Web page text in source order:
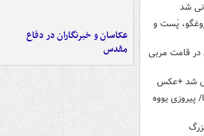
شد
پَست‌ و
قامت مربی
شد +عکس
پیروزی یووه
عکاسان و خبرنگاران در دفاع
مقدس